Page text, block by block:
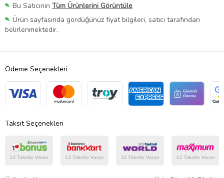
Bu Satıcının Tüm Ürünlerini Görüntüle
Ürün sayfasında gördüğünüz fiyat bilgileri, satıcı tarafından
belirlenmektedir.
Ödeme Seçenekleri
Taksit Seçenekleri